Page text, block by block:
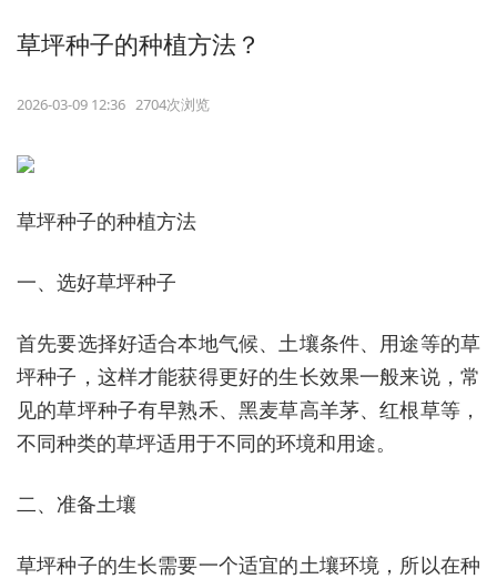
草坪种子的种植方法？
2026-03-09 12:36 2704次浏览
草坪种子的种植方法
一、选好草坪种子
首先要选择好适合本地气候、土壤条件、用途等的草
坪种子，这样才能获得更好的生长效果一般来说，常
见的草坪种子有早熟禾、黑麦草高羊茅、红根草等，
不同种类的草坪适用于不同的环境和用途。
二、准备土壤
草坪种子的生长需要一个适宜的土壤环境，所以在种